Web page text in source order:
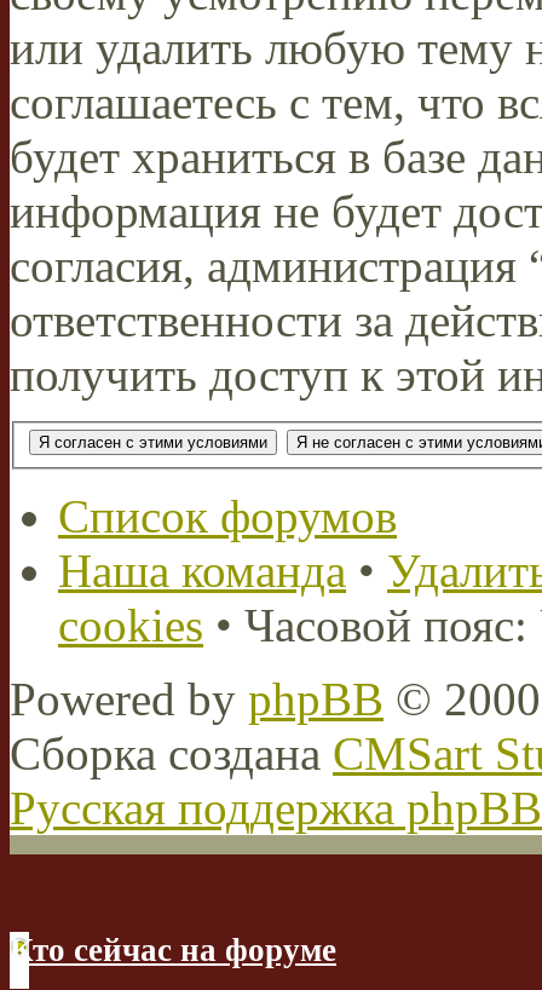
или удалить любую тему
соглашаетесь с тем, что
будет храниться в базе
информация не будет
согласия,
ответственности за
получить доступ к этой
Список форумов
Наша команда •
cookies • Часовой
Powered by phpBB ©
Сборка создана CMSart
Русская поддержка phpBB
Кто сейчас на форуме